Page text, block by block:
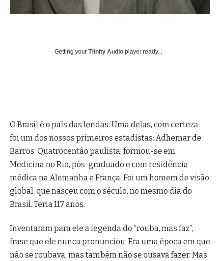
Getting your Trinity Audio player ready...
O Brasil é o país das lendas. Uma delas, com certeza,
foi um dos nossos primeiros estadistas: Adhemar de
Barros. Quatrocentão paulista, formou-se em
Medicina no Rio, pós-graduado e com residência
médica na Alemanha e França. Foi um homem de visão
global, que nasceu com o século, no mesmo dia do
Brasil. Teria 117 anos.
Inventaram para ele a legenda do “rouba, mas faz”,
frase que ele nunca pronunciou. Era uma época em que
não se roubava, mas também não se ousava fazer. Mas